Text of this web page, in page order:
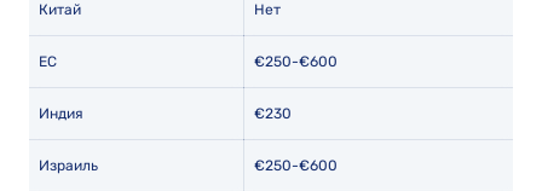
Китай Нет
ЕС €250-€600
Индия €230
Израиль €250-€600